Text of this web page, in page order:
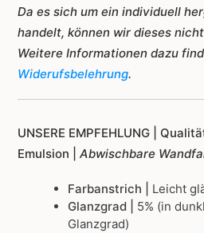
Da es sich um ein individuell
handelt, können wir dieses
Weitere Informationen dazu
Widerufsbelehrung.
UNSERE EMPFEHLUNG |
Emulsion | Abwischbare
Farbanstrich | Leicht
Glanzgrad | 5% (in
Glanzgrad)